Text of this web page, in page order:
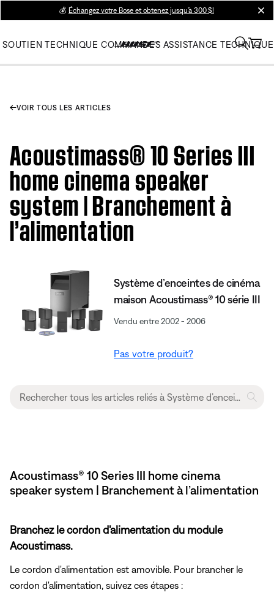
💰 Échangez votre Bose et obtenez jusqu’à 300 $!
SOUTIEN TECHNIQUE COMMANDES ASSISTANCE TECHNIQUE
VOIR TOUS LES ARTICLES
Acoustimass® 10 Series III
home cinema speaker
system | Branchement à
l’alimentation
Système d’enceintes de cinéma
maison Acoustimass® 10 série III
Vendu entre 2002 - 2006
Pas votre produit?
Acoustimass® 10 Series III home cinema
speaker system | Branchement à l’alimentation
Branchez le cordon d'alimentation du module
Acoustimass.
Le cordon d'alimentation est amovible. Pour brancher le
cordon d'alimentation, suivez ces étapes :